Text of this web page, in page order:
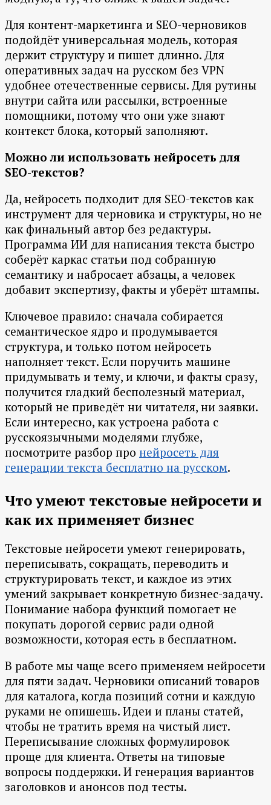
Для контент-маркетинга и SEO-черновиков
подойдёт универсальная модель, которая
держит структуру и пишет длинно. Для
оперативных задач на русском без VPN
удобнее отечественные сервисы. Для рутины
внутри сайта или рассылки, встроенные
помощники, потому что они уже знают
контекст блока, который заполняют.
Можно ли использовать нейросеть для
SEO-текстов?
Да, нейросеть подходит для SEO-текстов как
инструмент для черновика и структуры, но не
как финальный автор без редактуры.
Программа ИИ для написания текста быстро
соберёт каркас статьи под собранную
семантику и набросает абзацы, а человек
добавит экспертизу, факты и уберёт штампы.
Ключевое правило: сначала собирается
семантическое ядро и продумывается
структура, и только потом нейросеть
наполняет текст. Если поручить машине
придумывать и тему, и ключи, и факты сразу,
получится гладкий бесполезный материал,
который не приведёт ни читателя, ни заявки.
Если интересно, как устроена работа с
русскоязычными моделями глубже,
посмотрите разбор про нейросеть для
генерации текста бесплатно на русском.
Что умеют текстовые нейросети и
как их применяет бизнес
Текстовые нейросети умеют генерировать,
переписывать, сокращать, переводить и
структурировать текст, и каждое из этих
умений закрывает конкретную бизнес-задачу.
Понимание набора функций помогает не
покупать дорогой сервис ради одной
возможности, которая есть в бесплатном.
В работе мы чаще всего применяем нейросети
для пяти задач. Черновики описаний товаров
для каталога, когда позиций сотни и каждую
руками не опишешь. Идеи и планы статей,
чтобы не тратить время на чистый лист.
Переписывание сложных формулировок
проще для клиента. Ответы на типовые
вопросы поддержки. И генерация вариантов
заголовков и анонсов под тесты.